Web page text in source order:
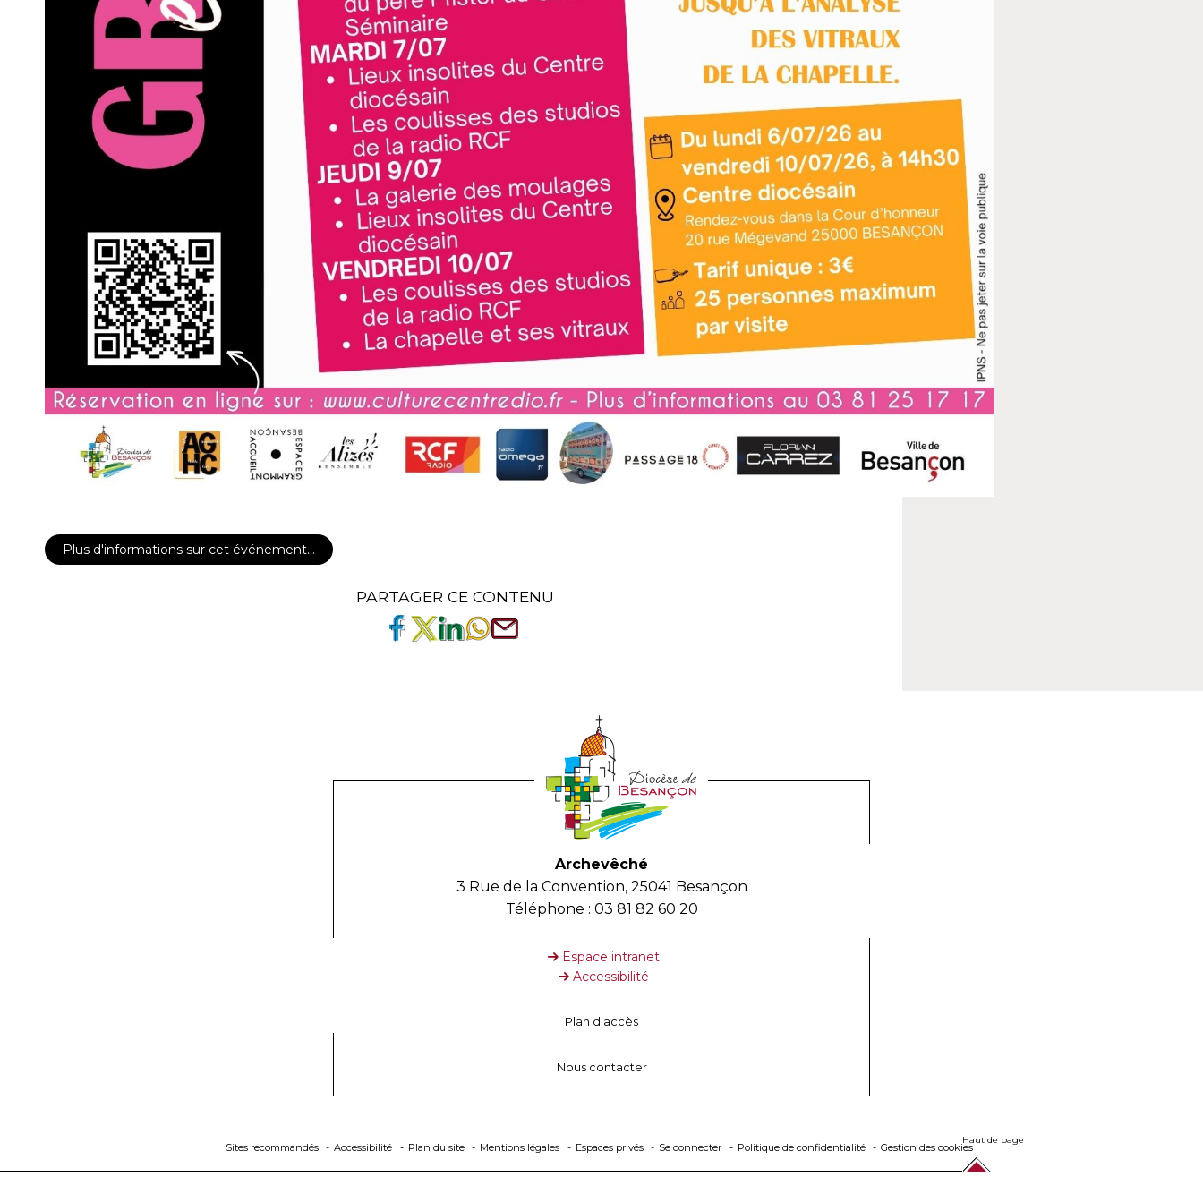
Plus d'informations sur cet événement…
PARTAGER CE CONTENU
Archevêché
3 Rue de la Convention, 25041 Besançon
Téléphone : 03 81 82 60 20
Espace intranet
Accessibilité
Plan d'accès
Nous contacter
Sites recommandés Accessibilité Plan du site Mentions légales Espaces privés Se connecter Politique de confidentialité Gestion des cookies
Haut de page